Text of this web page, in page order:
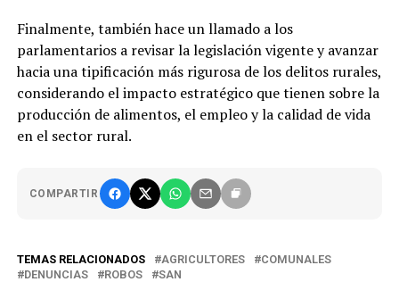
Finalmente, también hace un llamado a los
parlamentarios a revisar la legislación vigente y avanzar
hacia una tipificación más rigurosa de los delitos rurales,
considerando el impacto estratégico que tienen sobre la
producción de alimentos, el empleo y la calidad de vida
en el sector rural.
COMPARTIR
TEMAS RELACIONADOS AGRICULTORES
COMUNALES
DENUNCIAS
ROBOS SAN